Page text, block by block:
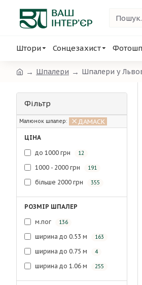
Штори Сонцезахист
Шпалери Шпалери у
Фільтр
Малюнок шпалер: ДАМАСК
ЦІНА
до 1000 грн 12
1000 - 2000 грн 191
більше 2000 грн 355
РОЗМІР ШПАЛЕР
м.пог 136
ширина до 0.53 м 163
ширина до 0.75 м 4
ширина до 1.06 м 255